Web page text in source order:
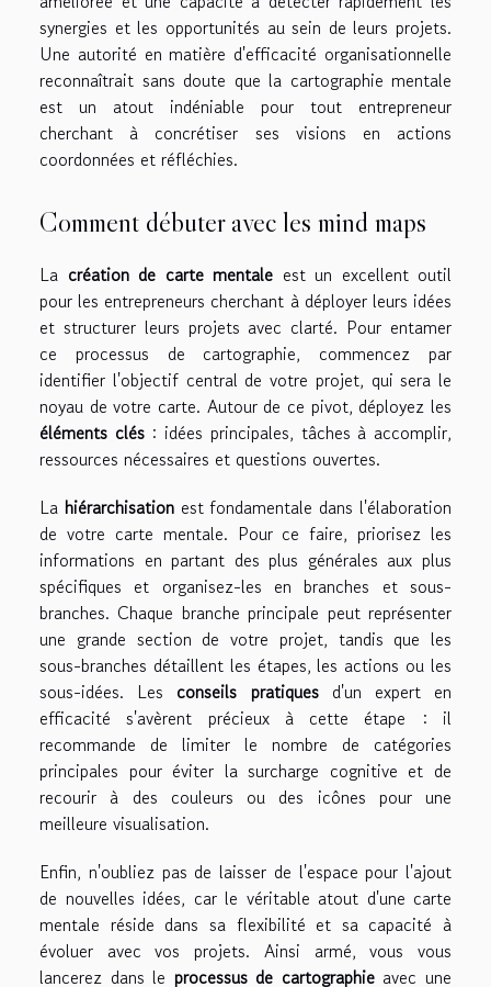
synergies et les opportunités au sein de leurs projets.
Une autorité en matière d'efficacité organisationnelle
reconnaîtrait sans doute que la cartographie mentale
est un atout indéniable pour tout entrepreneur
cherchant à concrétiser ses visions en actions
coordonnées et réfléchies.
Comment débuter avec les mind maps
La création de carte mentale est un excellent outil
pour les entrepreneurs cherchant à déployer leurs idées
et structurer leurs projets avec clarté. Pour entamer
ce processus de cartographie, commencez par
identifier l'objectif central de votre projet, qui sera le
noyau de votre carte. Autour de ce pivot, déployez les
éléments clés: idées principales, tâches à accomplir,
ressources nécessaires et questions ouvertes.
La hiérarchisationest fondamentale dans l'élaboration
de votre carte mentale. Pour ce faire, priorisez les
informations en partant des plus générales aux plus
spécifiques et organisez-les en branches et sous-
branches. Chaque branche principale peut représenter
une grande section de votre projet, tandis que les
sous-branches détaillent les étapes, les actions ou les
sous-idées. Les conseils pratiquesd'un expert en
efficacité s'avèrent précieux à cette étape : il
recommande de limiter le nombre de catégories
principales pour éviter la surcharge cognitive et de
recourir à des couleurs ou des icônes pour une
meilleure visualisation.
Enfin, n'oubliez pas de laisser de l'espace pour l'ajout
de nouvelles idées, car le véritable atout d'une carte
mentale réside dans sa flexibilité et sa capacité à
évoluer avec vos projets. Ainsi armé, vous vous
lancerez dans le processus de cartographieavec une